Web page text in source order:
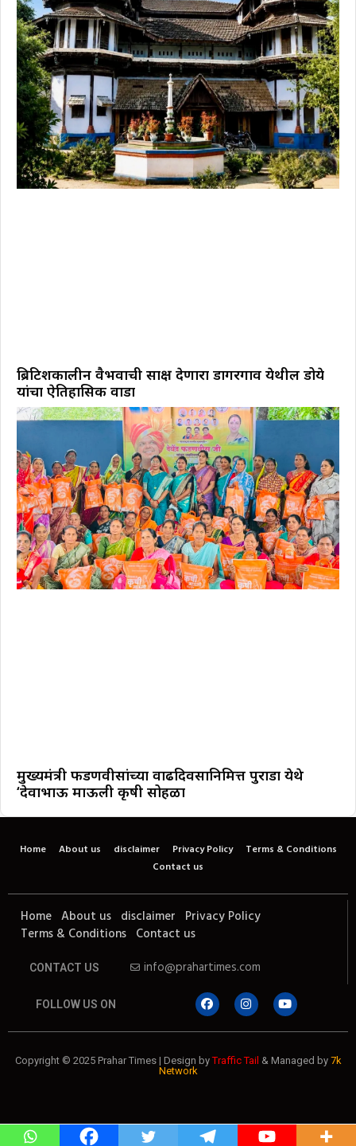
ब्रिटिशकालीन वैभवाची साक्ष देणारा डोंगरगाव येथील डोये
यांचा ऐतिहासिक वाडा
मुख्यमंत्री फडणवीसांच्या वाढदिवसानिमित्त पुराडा येथे
‘देवाभाऊ माऊली कृषी सोहळा
Home About us disclaimer Privacy Policy
Terms & Conditions
Contact us
Home About us disclaimer Privacy Policy
Terms & Conditions Contact us
CONTACT US info@prahartimes.com
FOLLOW US ON
Copyright © 2025 Prahar Times | Design byTraffic Tail & Managed by 7k
Network